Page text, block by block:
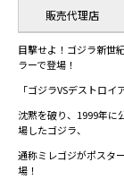
販売代理店
目撃せよ！ゴジラ新世
ラーで登場！
「ゴジラVSデストロイ
沈黙を破り、1999年に
場したゴジラ、
通称ミレゴジがポスタ
場！